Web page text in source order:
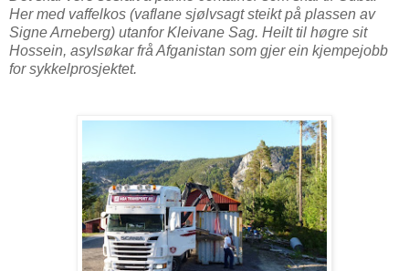
Her med vaffelkos (vaflane sjølvsagt steikt på plassen av
Signe Arneberg) utanfor Kleivane Sag. Heilt til høgre sit
Hossein, asylsøkar frå Afganistan som gjer ein kjempejobb
for sykkelprosjektet.